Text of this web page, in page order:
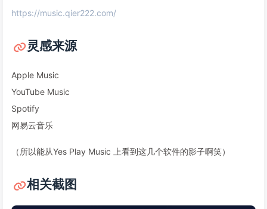
https://music.qier222.com/
灵感来源
Apple Music
YouTube Music
Spotify
网易云音乐
（所以能从Yes Play Music 上看到这几个软件的影子啊笑）
相关截图